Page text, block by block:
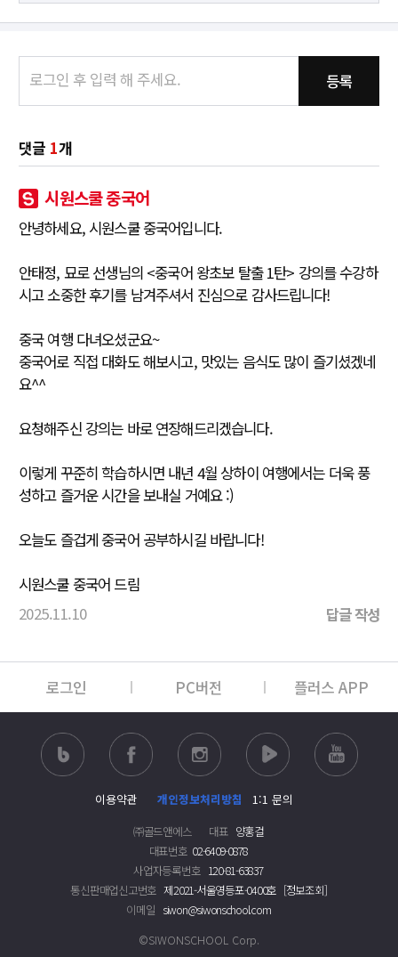
등록
댓글 1개
시원스쿨 중국어
안녕하세요, 시원스쿨 중국어입니다.
안태정, 묘로 선생님의 <중국어 왕초보 탈출 1탄> 강의를 수강하
시고 소중한 후기를 남겨주셔서 진심으로 감사드립니다!
중국 여행 다녀오셨군요~
중국어로 직접 대화도 해보시고, 맛있는 음식도 많이 즐기셨겠네
요^^
요청해주신 강의는 바로 연장해드리겠습니다.
이렇게 꾸준히 학습하시면 내년 4월 상하이 여행에서는 더욱 풍
성하고 즐거운 시간을 보내실 거예요 :)
오늘도 즐겁게 중국어 공부하시길 바랍니다!
시원스쿨 중국어 드림
2025.11.10
답글 작성
로그인 PC버전 플러스 APP
이용약관 개인정보처리방침
1:1 문의
㈜골드앤에스
대표 양홍걸
대표번호 02-6409-0878
사업자등록번호 120-81-63837
통신판매업신고번호 제2021-서울영등포-0400호 [정보조회]
이메일 siwon@siwonschool.com
©SIWONSCHOOL Corp.